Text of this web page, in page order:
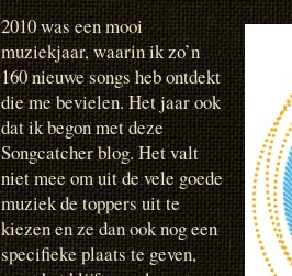
2010 was een mooi
muziekjaar, waarin ik zo’n
160 nieuwe songs heb ontdekt
die me bevielen. Het jaar ook
dat ik begon met deze
Songcatcher blog. Het valt
niet mee om uit de vele goede
muziek de toppers uit te
kiezen en ze dan ook nog een
specifieke plaats te geven,